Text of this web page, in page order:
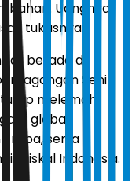
Uangnya
tukasnya.
berada di
Senin
melemah
global,
serta
fiskal Indonesia.